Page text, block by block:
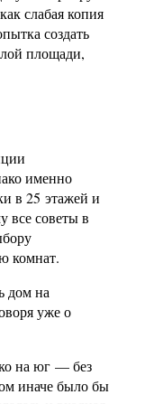
слабая копия
создать
площади,
именно
в 25 этажей и
все советы в
комнат.
дом на
уже о
на юг — без
иначе было бы